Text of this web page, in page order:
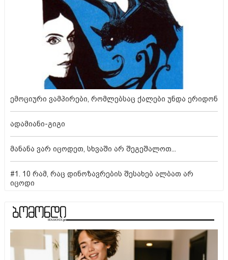
ემოციური ვამპირები, რომლებსაც ქალები უნდა ერიდონ
ადამიანი-გიგი
მანანა ვარ იცოდეთ, სხვაში არ შეგეშალოთ...
#1. 10 რამ, რაც დინოზავრების შესახებ ალბათ არ
იცოდი